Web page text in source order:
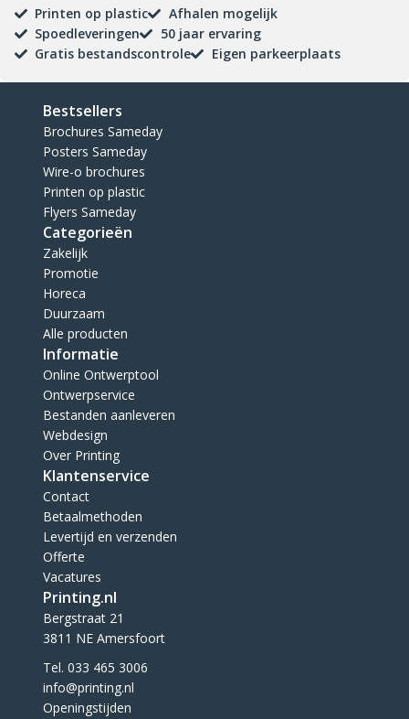
Printen op plastic
Afhalen mogelijk
Spoedleveringen
50 jaar ervaring
Gratis bestandscontrole
Eigen parkeerplaats
Bestsellers
Brochures Sameday
Posters Sameday
Wire-o brochures
Printen op plastic
Flyers Sameday
Categorieën
Zakelijk
Promotie
Horeca
Duurzaam
Alle producten
Informatie
Online Ontwerptool
Ontwerpservice
Bestanden aanleveren
Webdesign
Over Printing
Klantenservice
Contact
Betaalmethoden
Levertijd en verzenden
Offerte
Vacatures
Printing.nl
Bergstraat 21
3811 NE Amersfoort
Tel. 033 465 3006
info@printing.nl
Openingstijden